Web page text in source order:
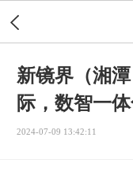
新镜界（湘
际，数智一
2024-07-09 13:42:11